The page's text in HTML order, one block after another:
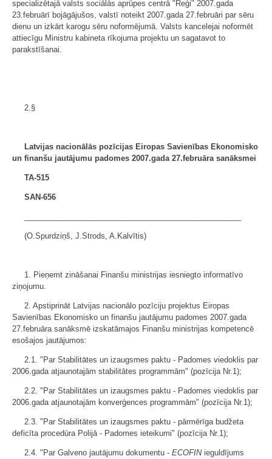
specializētajā valsts sociālās aprūpes centrā "Reģi" 2007.gada
23.februārī bojāgājušos, valstī noteikt 2007.gada 27.februāri par sēru
dienu un izkārt karogu sēru noformējumā. Valsts kancelejai noformēt
attiecīgu Ministru kabineta rīkojuma projektu un sagatavot to
parakstīšanai.
2.§
Latvijas nacionālās pozīcijas Eiropas Savienības Ekonomisko
un finanšu jautājumu padomes 2007.gada 27.februāra sanāksmei
TA-515
SAN-656
(O.Spurdziņš, J.Strods, A.Kalvītis)
1. Pieņemt zināšanai Finanšu ministrijas iesniegto informatīvo
ziņojumu.
2. Apstiprināt Latvijas nacionālo pozīciju projektus Eiropas
Savienības Ekonomisko un finanšu jautājumu padomes 2007.gada
27.februāra sanāksmē izskatāmajos Finanšu ministrijas kompetencē
esošajos jautājumos:
2.1. "Par Stabilitātes un izaugsmes paktu - Padomes viedoklis par
2006.gada atjaunotajām stabilitātes programmām" (pozīcija Nr.1);
2.2. "Par Stabilitātes un izaugsmes paktu - Padomes viedoklis par
2006.gada atjaunotajām konverģences programmām" (pozīcija Nr.1);
2.3. "Par Stabilitātes un izaugsmes paktu - pārmērīga budžeta
deficīta procedūra Polijā - Padomes ieteikumi" (pozīcija Nr.1);
2.4. "Par Galveno jautājumu dokumentu - ECOFINieguldījums